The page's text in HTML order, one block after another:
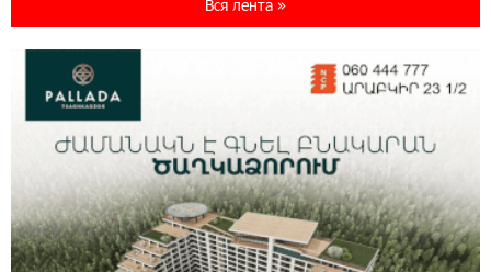
приложении
17:03:49 30-07-2026
Платформа Rate.Trading на Seaside Startup
Summit: IDBank представил инновационное
решение
14:44:13 29-07-2026
Вся лента »